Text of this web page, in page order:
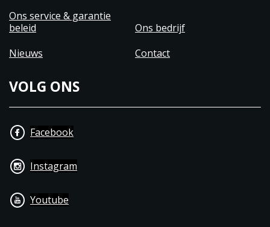
Ons service & garantie
beleid
Ons bedrijf
Nieuws
Contact
VOLG ONS
Facebook
Instagram
Youtube